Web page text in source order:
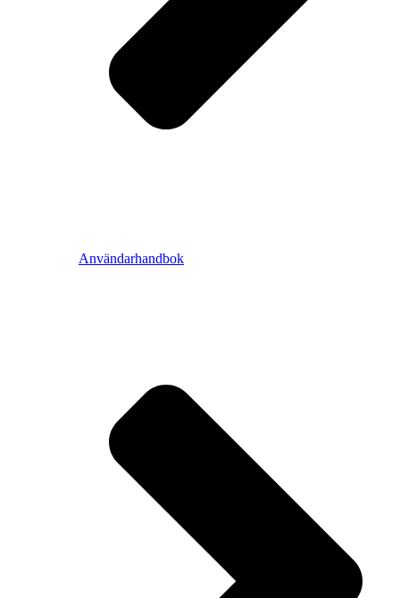
Användarhandbok